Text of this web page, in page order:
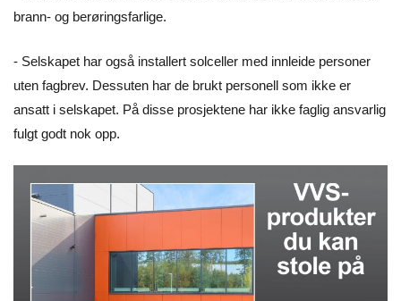
brann- og berøringsfarlige.
- Selskapet har også installert solceller med innleide personer
uten fagbrev. Dessuten har de brukt personell som ikke er
ansatt i selskapet. På disse prosjektene har ikke faglig ansvarlig
fulgt godt nok opp.